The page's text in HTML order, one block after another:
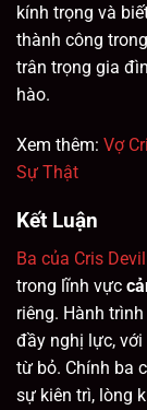
kính trọng và
thành công
trân trọng gia
hào.
Xem thêm: Vợ
Sự Thật
Kết Luận
Ba của Cris
trong lĩnh vực
riêng. Hành
đầy nghị lực,
từ bỏ. Chính ba
sự kiên trì, lòng